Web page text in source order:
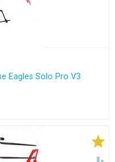
Eagles Solo Pro V3
